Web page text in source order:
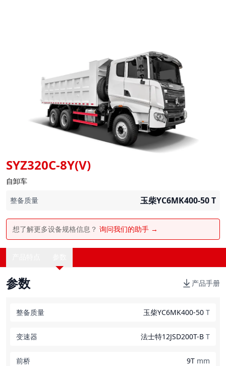
SYZ320C-8Y(V)
自卸车
整备质量
玉柴YC6MK400-50T
想了解更多设备规格信息？ 询问我们的助手 →
参数 产品手册
整备质量 玉柴YC6MK400-50 T
变速器 法士特12JSD200T-B T
前桥 9T mm